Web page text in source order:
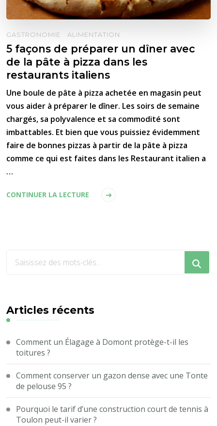
GASTRONOMIE ALIMENTATION
5 façons de préparer un dîner avec
de la pâte à pizza dans les
restaurants italiens
Une boule de pâte à pizza achetée en magasin peut
vous aider à préparer le dîner. Les soirs de semaine
chargés, sa polyvalence et sa commodité sont
imbattables. Et bien que vous puissiez évidemment
faire de bonnes pizzas à partir de la pâte à pizza
comme ce qui est faites dans les Restaurant italien a
…
CONTINUER LA LECTURE
?
Articles récents
Comment un Élagage à Domont protège-t-il les
toitures ?
Comment conserver un gazon dense avec une Tonte
de pelouse 95 ?
Pourquoi le tarif d’une construction court de tennis à
Toulon peut-il varier ?